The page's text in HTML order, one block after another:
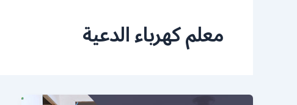
معلم كهرباء الدعية